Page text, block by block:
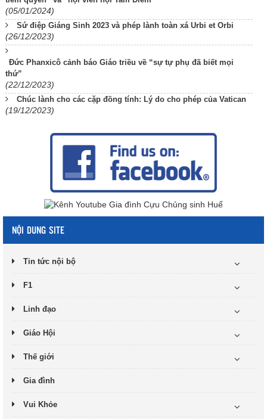
(05/01/2024)
Sứ điệp Giáng Sinh 2023 và phép lành toàn xá Urbi et Orbi
(26/12/2023)
Đức Phanxicô cảnh báo Giáo triều về “sự tự phụ đã biết mọi
thứ”
(22/12/2023)
Chúc lành cho các cặp đồng tính: Lý do cho phép của Vatican
(19/12/2023)
NỘI DUNG SITE
Tin tức nội bộ
F1
Linh đạo
Giáo Hội
Thế giới
Gia đình
Vui Khỏe